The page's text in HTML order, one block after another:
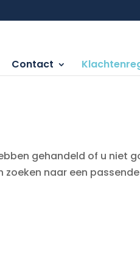
Contact
gehandeld of u niet
naar een